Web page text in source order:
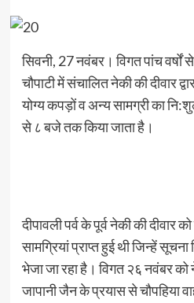
सिवनी, 27 नवंबर। विगत पांच
चौपाटी में संचालित नेकी की दीवार
योग्य कपड़ों व अन्य सामग्री का
से ८ बजे तक किया जाता है।
दीपावली पर्व के पूर्व नेकी की दीवार
सामग्रियां प्राप्त हुई थी जिन्हें
भेजा जा रहा है। विगत २६ नवंबर
जापानी जैन के प्रयास से चौपहिया